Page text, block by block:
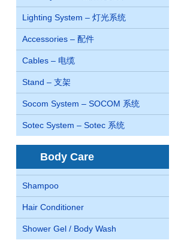
Lighting System – 灯光系统
Accessories – 配件
Cables – 电缆
Stand – 支架
Socom System – SOCOM 系统
Sotec System – Sotec 系统
Body Care
Shampoo
Hair Conditioner
Shower Gel / Body Wash